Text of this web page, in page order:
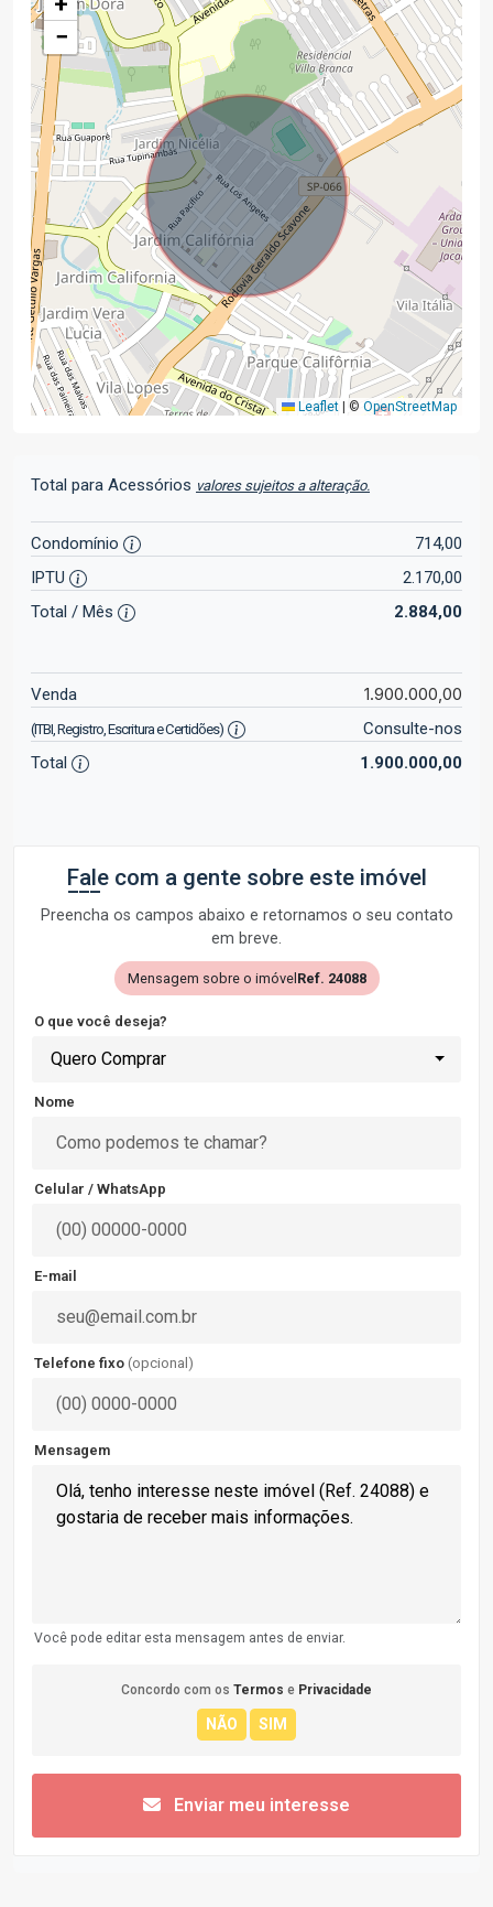
−
Leaflet © OpenStreetMap
Total para Acessórios valores sujeitos a alteração.
Condomínio
714,00
IPTU
2.170,00
Total / Mês
2.884,00
Venda 1.900.000,00
(ITBI, Registro, Escritura e Certidões)
Consulte-nos
Total
1.900.000,00
Fale com a gente sobre este imóvel
Preencha os campos abaixo e retornamos o seu contato
em breve.
Mensagem sobre o imóvel Ref. 24088
O que você deseja?
Quero Comprar
Nome
Celular / WhatsApp
E-mail
Telefone fixo (opcional)
Mensagem
Você pode editar esta mensagem antes de enviar.
Concordo com os Termos e Privacidade
Enviar meu interesse